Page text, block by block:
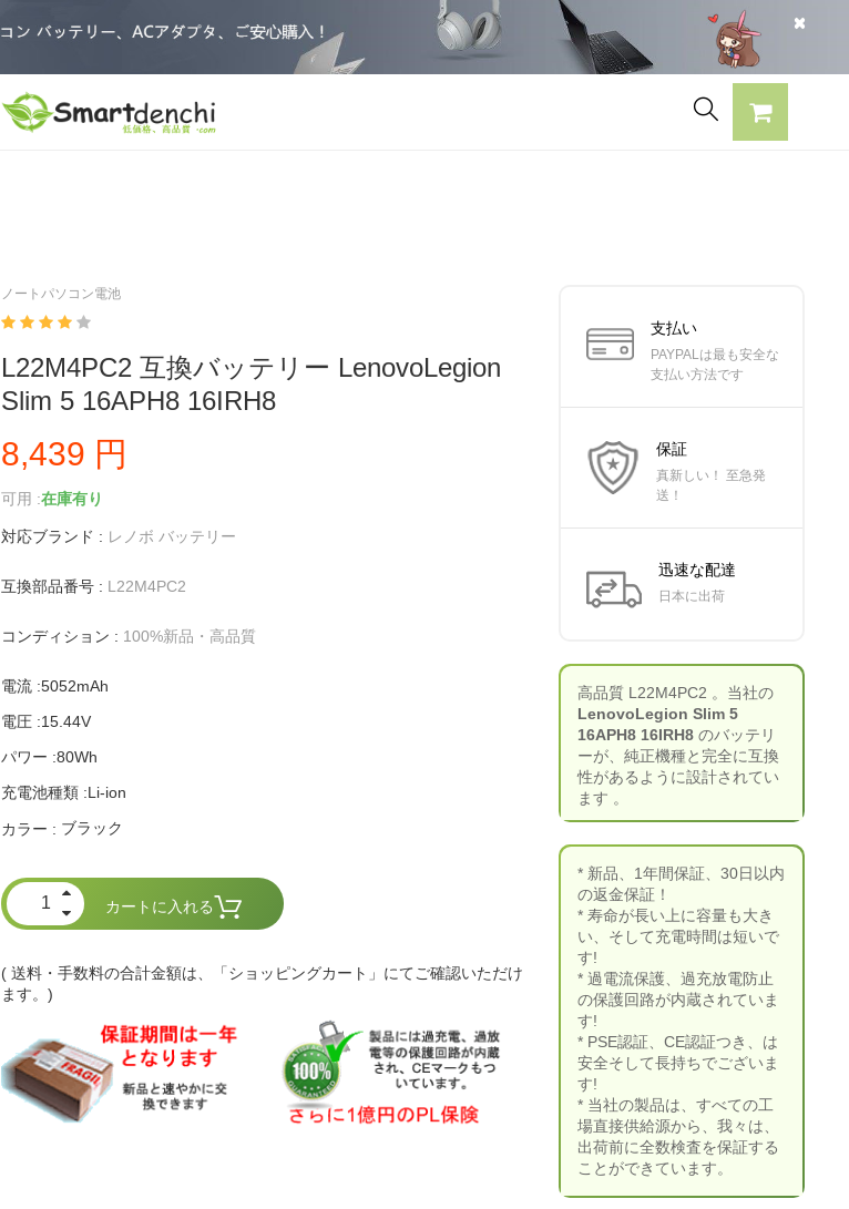
ノートパソコン電池
L22M4PC2 互換バッテリー LenovoLegion
Slim 5 16APH8 16IRH8
8,439 円
可用 :在庫有り
対応ブランド : レノボ バッテリー
互換部品番号 : L22M4PC2
コンディション : 100%新品・高品質
電流 :5052mAh
電圧 :15.44V
パワー :80Wh
充電池種類 :Li-ion
カラー : ブラック
カートに入れる
( 送料・手数料の合計金額は、「ショッピングカート」にてご確認いただけ
ます。)
支払い
PAYPALは最も安全な
支払い方法です
保証
真新しい！ 至急発
送！
迅速な配達
日本に出荷
高品質 L22M4PC2 。当社の
LenovoLegion Slim 5
16APH8 16IRH8 のバッテリ
ーが、純正機種と完全に互換
性があるように設計されてい
ます 。
* 新品、1年間保証、30日以内
の返金保証！
* 寿命が長い上に容量も大き
い、そして充電時間は短いで
す!
* 過電流保護、過充放電防止
の保護回路が内蔵されていま
す!
* PSE認証、CE認証つき、は
安全そして長持ちでございま
す!
* 当社の製品は、すべての工
場直接供給源から、我々は、
出荷前に全数検査を保証する
ことができています。